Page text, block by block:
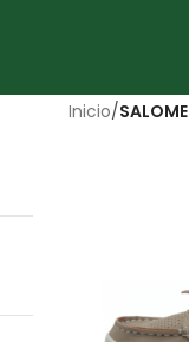
Inicio/SALOME